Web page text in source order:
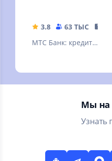
3.8 63 ТЫС
МТС Банк: кредит,
быстрые платежи,
переводы.
Мы на
Узнать